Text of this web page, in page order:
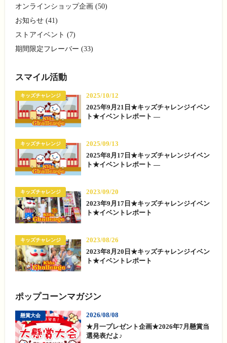
オンラインショップ企画 (50)
お知らせ (41)
ストアイベント (7)
期間限定フレーバー (33)
スマイル活動
キッズチャレンジ
2025/10/12
2025年9月21日★キッズチャレンジイベン
ト★イベントレポート —
キッズチャレンジ
2025/09/13
2025年8月17日★キッズチャレンジイベン
ト★イベントレポート —
キッズチャレンジ
2023/09/20
2023年9月17日★キッズチャレンジイベン
ト★イベントレポート
キッズチャレンジ
2023/08/26
2023年8月20日★キッズチャレンジイベン
ト★イベントレポート
ポップコーンマガジン
懸賞大会
2026/08/08
★月一プレゼント企画★2026年7月懸賞当
選発表だよ♪